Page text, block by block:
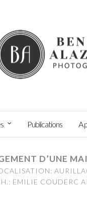
Publications A
D’UNE
EMILIE COUDERC